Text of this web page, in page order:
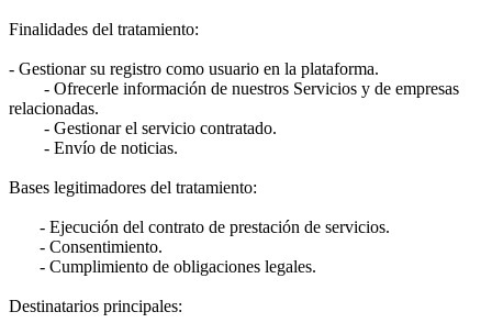
Finalidades del tratamiento:
- Gestionar su registro como usuario en la plataforma.
- Ofrecerle información de nuestros Servicios y de empresas
relacionadas.
- Gestionar el servicio contratado.
- Envío de noticias.
Bases legitimadores del tratamiento:
- Ejecución del contrato de prestación de servicios.
- Consentimiento.
- Cumplimiento de obligaciones legales.
Destinatarios principales: